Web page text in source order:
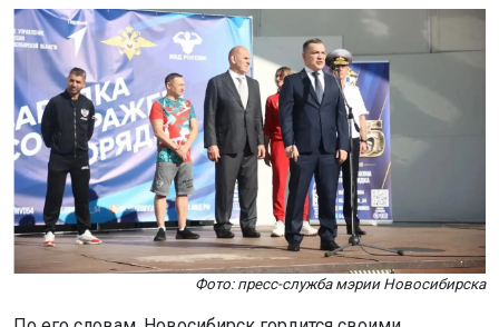
Фото: пресс-служба мэрии Новосибирска
По его словам, Новосибирск гордится своими
спортсменами, которые добились успехов на
российской и международной аренах. Он подчеркнул,